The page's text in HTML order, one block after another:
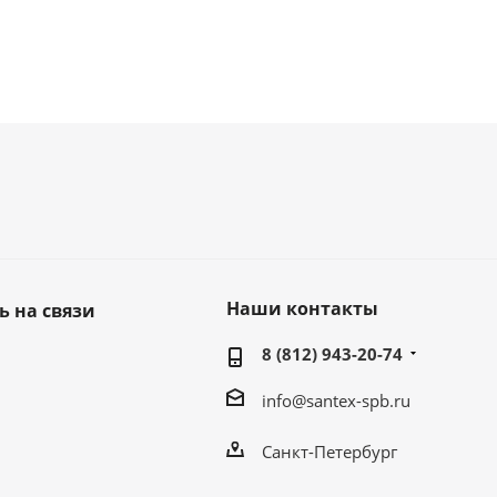
на связи Наши контакты
8 (812) 943-20-74
info@santex-spb.ru
Санкт-Петербург